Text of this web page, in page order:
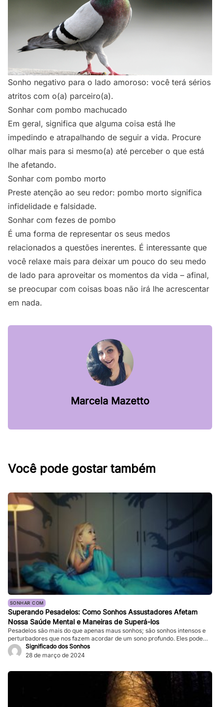
Sonho negativo para o lado amoroso: você terá sérios
atritos com o(a) parceiro(a).
Sonhar com pombo machucado
Em geral, significa que alguma coisa está lhe
impedindo e atrapalhando de seguir a vida. Procure
olhar mais para si mesmo(a) até perceber o que está
lhe afetando.
Sonhar com pombo morto
Preste atenção ao seu redor: pombo morto significa
infidelidade e falsidade.
Sonhar com fezes de pombo
É uma forma de representar os seus medos
relacionados a questões inerentes. É interessante que
você relaxe mais para deixar um pouco do seu medo
de lado para aproveitar os momentos da vida – afinal,
se preocupar com coisas boas não irá lhe acrescentar
em nada.
Marcela Mazetto
Você pode gostar também
SONHAR COM
Superando Pesadelos: Como Sonhos Assustadores Afetam
Nossa Saúde Mental e Maneiras de Superá-los
Pesadelos são mais do que apenas maus sonhos; são sonhos intensos e
perturbadores que nos fazem acordar de um sono profundo. Eles podem
ser tão vívidos e assustadores que fazem nosso coração bater forte, e a
sensação de medo persiste mesmo depois de acordarmos. Enquanto
impactar significativamente nossa […]
Significado dos Sonhos
28 de março de 2024